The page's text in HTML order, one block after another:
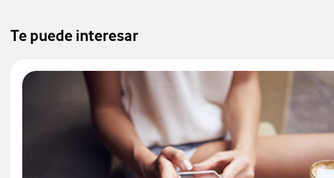
Te puede interesar